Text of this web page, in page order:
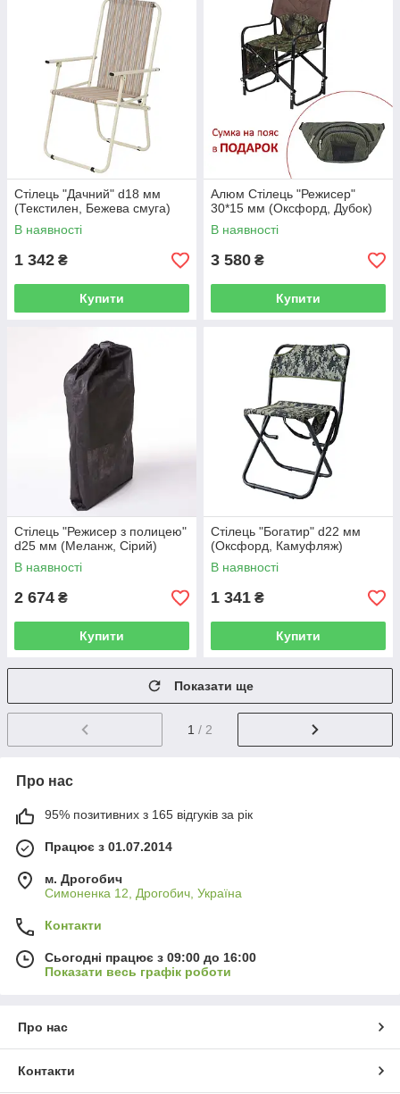
Стілець "Дачний" d18 мм
(Текстилен, Бежева смуга)
В наявності
1 342 ₴
Купити
Алюм Стілець "Режисер"
30*15 мм (Оксфорд, Дубок)
В наявності
3 580 ₴
Купити
Стілець "Режисер з полицею"
d25 мм (Меланж, Сірий)
В наявності
2 674 ₴
Купити
Стілець "Богатир" d22 мм
(Оксфорд, Камуфляж)
В наявності
1 341 ₴
Купити
Показати ще
1 / 2
Про нас
95% позитивних з 165 відгуків за рік
Працює з 01.07.2014
м. Дрогобич
Симоненка 12, Дрогобич, Україна
Контакти
Сьогодні працює з 09:00 до 16:00
Показати весь графік роботи
Про нас
Контакти